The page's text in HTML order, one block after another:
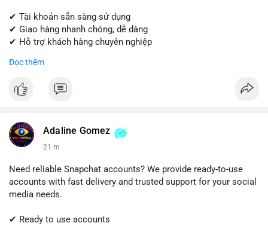
✔ Tài khoản sẵn sàng sử dụng
✔ Giao hàng nhanh chóng, dễ dàng
✔ Hỗ trợ khách hàng chuyên nghiệp
Liên hệ ngay để được tư vấn và đặt hàng:
💬 Telegram: @SellsSMM
#sellssmm
Đọc thêm
Adaline Gomez
21 m
Need reliable Snapchat accounts? We provide ready-to-use
accounts with fast delivery and trusted support for your social
media needs.
✔ Ready to use accounts